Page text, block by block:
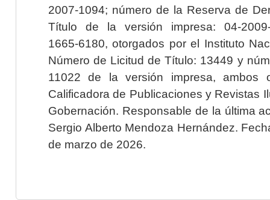
2007-1094; número de la Reserva de
Título de la versión impresa: 04-2009-
1665-6180, otorgados por el Instituto
Número de Licitud de Título: 13449 y
11022 de la versión impresa, ambos
Calificadora de Publicaciones y Revistas
Gobernación. Responsable de la última
Sergio Alberto Mendoza Hernández.
de marzo de 2026.